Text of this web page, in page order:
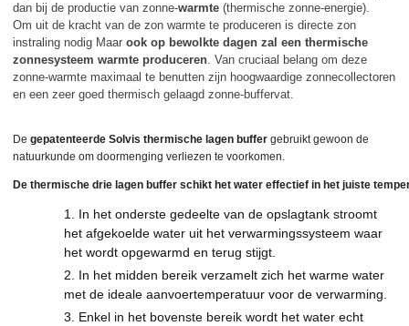
dan bij de productie van zonne-warmte(thermische zonne-energie).
Om uit de kracht van de zon warmte te produceren is directe zon
instraling nodig Maarook op bewolkte dagen zal een thermische
zonnesysteem warmte produceren. Van cruciaal belang om deze
zonne-warmte maximaal te benutten zijn hoogwaardige zonnecollectoren
en een zeer goed thermisch gelaagd zonne-buffervat.
Degepatenteerde Solvis thermische lagen buffergebruikt gewoon de
natuurkunde om doormenging verliezen te voorkomen.
De thermische drie lagen buffer schikt het water effectief in het juiste
In het onderste gedeelte van de opslagtank stroomt
het afgekoelde water uit het verwarmingssysteem waar
het wordt opgewarmd en terug stijgt.
In het midden bereik verzamelt zich het warme water
met de ideale aanvoertemperatuur voor de verwarming.
Enkel in het bovenste bereik wordt het water echt